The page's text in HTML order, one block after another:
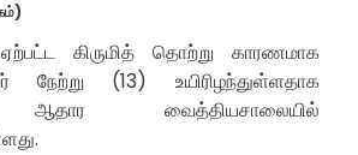
கிருமித் தொற்று காரணமாக
நேற்று (13) உயிரிழந்துள்ளதாக
ஆதார வைத்தியசாலையில்